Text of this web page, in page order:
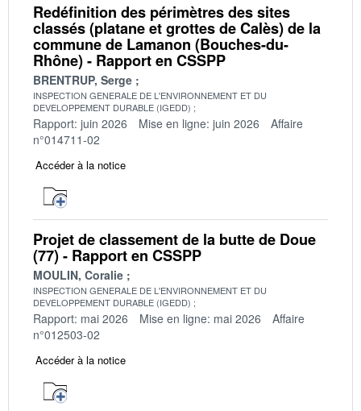
Redéfinition des périmètres des sites
classés (platane et grottes de Calès) de la
commune de Lamanon (Bouches-du-
Rhône) - Rapport en CSSPP
BRENTRUP, Serge
INSPECTION GENERALE DE L'ENVIRONNEMENT ET DU
DEVELOPPEMENT DURABLE (IGEDD)
Rapport: juin 2026 Mise en ligne: juin 2026
Affaire
n°014711-02
Accéder à la notice
Projet de classement de la butte de Doue
(77) - Rapport en CSSPP
MOULIN, Coralie
INSPECTION GENERALE DE L'ENVIRONNEMENT ET DU
DEVELOPPEMENT DURABLE (IGEDD)
Rapport: mai 2026 Mise en ligne: mai 2026
Affaire
n°012503-02
Accéder à la notice